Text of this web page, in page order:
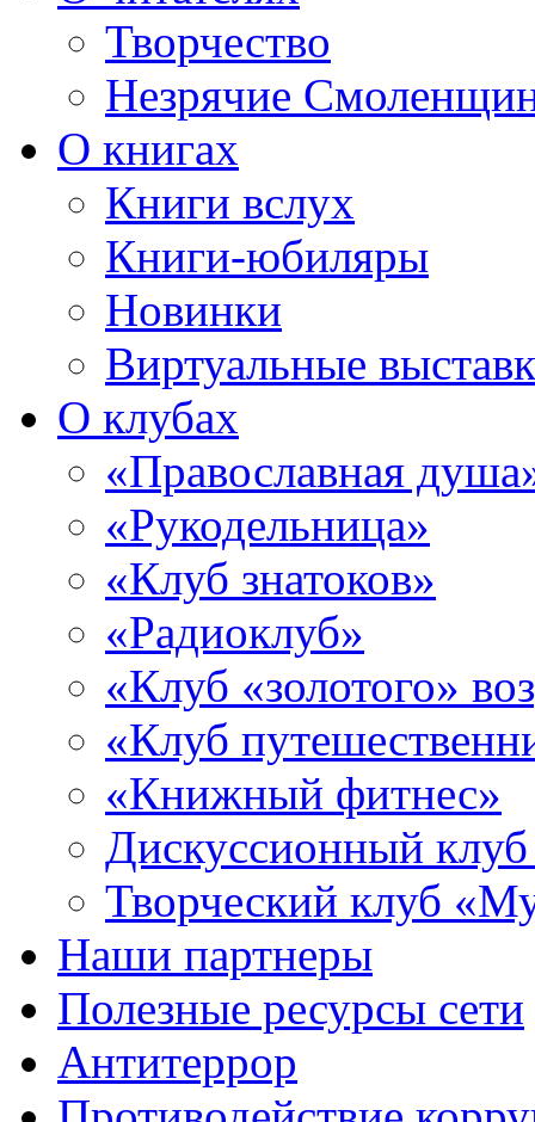
Творчество
Незрячие
О книгах
Книги вслух
Книги-юбиляры
Новинки
Виртуальные
О клубах
«Православная
«Рукодельница»
«Клуб знатоков»
«Радиоклуб»
«Клуб «золотого»
«Клуб
«Книжный фитнес»
Дискуссионный
Творческий клуб
Наши партнеры
Полезные ресурсы сети
Антитеррор